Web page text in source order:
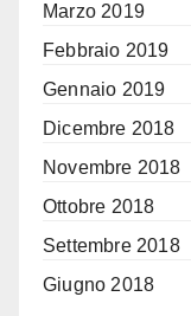
Marzo 2019
Febbraio 2019
Gennaio 2019
Dicembre 2018
Novembre 2018
Ottobre 2018
Settembre 2018
Giugno 2018